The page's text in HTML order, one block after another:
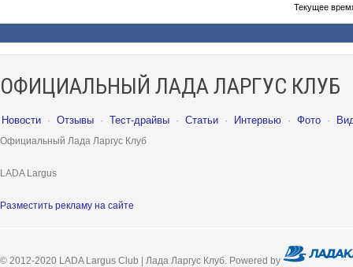
Текущее
ОФИЦИАЛЬНЫЙ ЛАДА ЛАРГУС КЛУБ
Новости · Отзывы · Тест-драйвы · Статьи · Интервью · Фото ·
Официальный Лада Ларгус Клуб
LADA Largus
Разместить рекламу на сайте
© 2012-2020 LADA Largus Club | Лада Ларгус Клуб. Powered by